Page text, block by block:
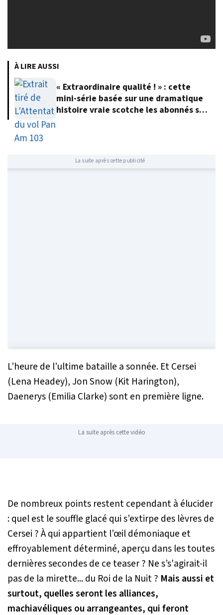
À LIRE AUSSI
« Extraordinaire qualité ! » : cette
mini-série basée sur une dramatique
histoire vraie scotche les abonnés sur
La suite après cette publicité
L’heure de l’ultime bataille a sonnée. Et Cersei
(Lena Headey), Jon Snow (Kit Harington),
Daenerys (Emilia Clarke) sont en première ligne.
La suite après cette vidéo
De nombreux points restent cependant à élucider
: quel est le souffle glacé qui s’extirpe des lèvres de
Cersei ? À qui appartient l’œil démoniaque et
effroyablement déterminé, aperçu dans les toutes
dernières secondes de ce teaser ? Ne s’s'agirait-il
pas de la mirette... du Roi de la Nuit ? Mais aussi et
surtout, quelles seront les alliances,
machiavéliques ou arrangeantes, qui feront